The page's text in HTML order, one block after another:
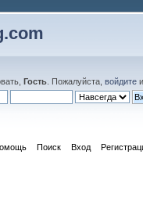
Гость . Пожалуйста,войдите
Поиск Вход